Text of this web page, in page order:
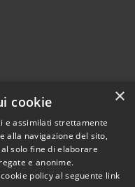
© 2026 • Comune di
Santa Teresa Gallura •
Powered byMunicipium
Accesso redazione
×
cookie
e assimilati strettamente
alla navigazione del sito,
solo fine di elaborare
e anonime.
policy al seguente link